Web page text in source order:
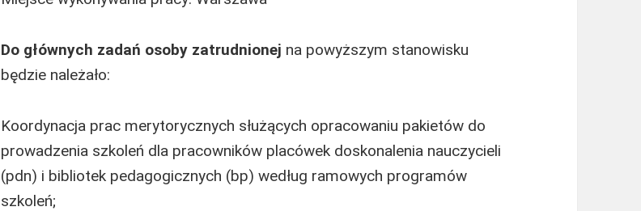
Do głównych zadań osoby zatrudnionej na powyższym stanowisku
będzie należało:
Koordynacja prac merytorycznych służących opracowaniu pakietów do
prowadzenia szkoleń dla pracowników placówek doskonalenia nauczycieli
(pdn) i bibliotek pedagogicznych (bp) według ramowych programów
szkoleń;